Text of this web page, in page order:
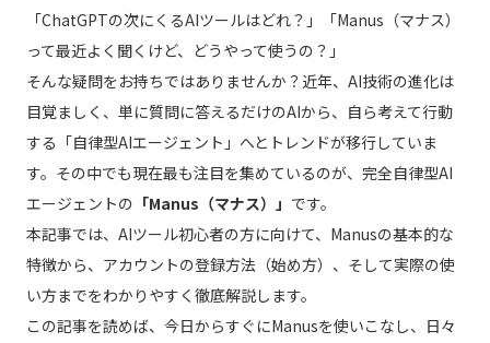
「ChatGPTの次にくるAIツールはどれ？」「Manus（マナス）
って最近よく聞くけど、どうやって使うの？」
そんな疑問をお持ちではありませんか？近年、AI技術の進化は
目覚ましく、単に質問に答えるだけのAIから、自ら考えて行動
する「自律型AIエージェント」へとトレンドが移行していま
す。その中でも現在最も注目を集めているのが、完全自律型AI
エージェントの 「Manus（マナス）」 です。
本記事では、AIツール初心者の方に向けて、Manusの基本的な
特徴から、アカウントの登録方法（始め方）、そして実際の使
い方までをわかりやすく徹底解説します。
この記事を読めば、今日からすぐにManusを使いこなし、日々